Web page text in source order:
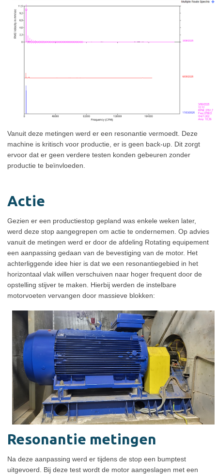
Vanuit deze metingen werd er een resonantie vermoedt. Deze
machine is kritisch voor productie, er is geen back-up. Dit zorgt
ervoor dat er geen verdere testen konden gebeuren zonder
productie te beïnvloeden.
Actie
Gezien er een productiestop gepland was enkele weken later,
werd deze stop aangegrepen om actie te ondernemen. Op advies
vanuit de metingen werd er door de afdeling Rotating equipement
een aanpassing gedaan van de bevestiging van de motor. Het
achterliggende idee hier is dat we een resonantiegebied in het
horizontaal vlak willen verschuiven naar hoger frequent door de
opstelling stijver te maken. Hierbij werden de instelbare
motorvoeten vervangen door massieve blokken:
Resonantie metingen
Na deze aanpassing werd er tijdens de stop een bumptest
uitgevoerd. Bij deze test wordt de motor aangeslagen met een